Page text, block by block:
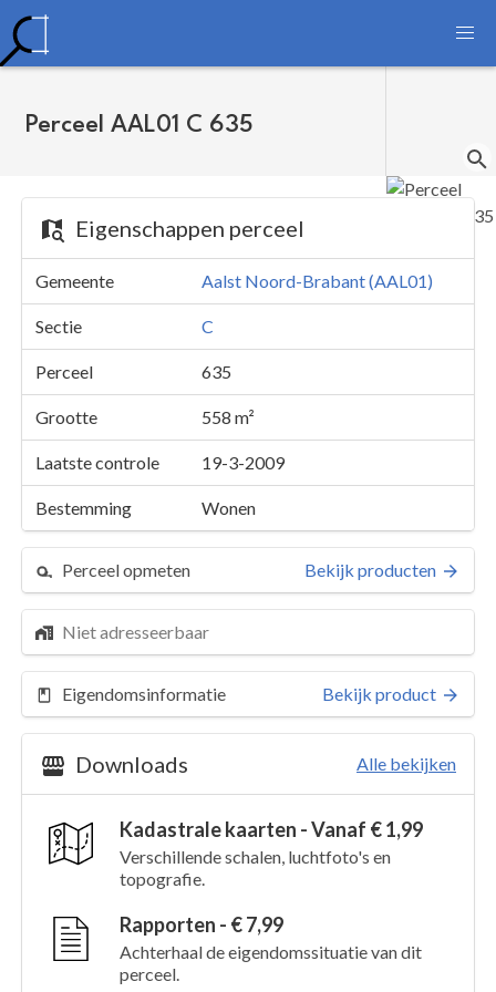
Perceel AAL01 C 635
Eigenschappen perceel
Gemeente Aalst Noord-Brabant (AAL01)
Sectie C
Perceel 635
Grootte 558 m²
Laatste controle 19-3-2009
Bestemming Wonen
Perceel opmeten Bekijk producten
Niet adresseerbaar
Eigendomsinformatie Bekijk product
Downloads Alle bekijken
Kadastrale kaarten - Vanaf € 1,99
Verschillende schalen, luchtfoto's en
topografie.
Rapporten - € 7,99
Achterhaal de eigendomssituatie van dit
perceel.
Perceel 635
Kaarten en rapporten